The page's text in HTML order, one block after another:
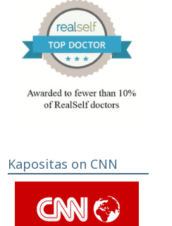
Kapositas on CNN